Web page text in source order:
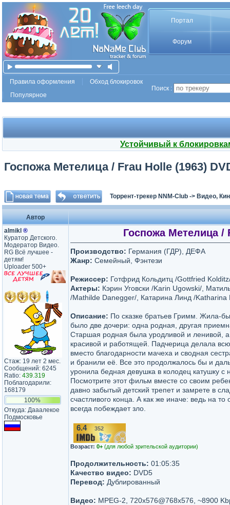
Портал
Форум
Правила оформления
Обход блокировок
Популярное
Поиск :
Устойчивый к
Госпожа Метелица / Frau Holle (1963)
Торрент-трекер NNM-Club -> Видео,
Автор
almikl ®
Куратор Детского.
Модератор Видео.
RG Всё лучшее -
детям!
Uploader 500+
Стаж: 19 лет 2 мес.
Сообщений: 6245
Ratio: 439.319
Поблагодарили:
168179
100%
Откуда: Дааалекое
Подмосковье
Госпожа Метелица /
Производство: Германия (ГДР), ДЕФА
Жанр: Семейный, Фэнтези
Режиссер: Готфрид Кольдитц /Gottfried
Актеры: Кэрин Уговски /Karin Ugowski/,
/Mathilde Danegger/, Катарина Линд /Katharina
Описание: По сказке братьев Гримм. Жила-
было две дочери: одна родная, другая
Старшая родная была уродливой и ленивой,
красивой и работящей. Падчерица делала
вместо благодарности мачеха и сводная
и бранили её. Все это продолжалось бы и
уронила бедная девушка в колодец катушку с
Посмотрите этот фильм вместе со своим
давно забытый детский трепет и замрете в
счастливого конца. А как же иначе: ведь на то
всегда побеждает зло.
6.4/10 352
Возраст: 0+ (для любой зрительской аудитории)
Продолжительность: 01:05:35
Качество видео: DVD5
Перевод: Дублированный
Видео: MPEG-2, 720x576@768x576, ~8900